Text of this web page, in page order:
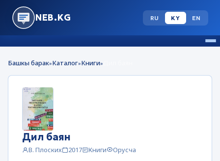
NEB.KG RU KY EN
Башкы барак»Каталог»Книги»
Дил баян
В. Плоских 2017 Книги Орусча